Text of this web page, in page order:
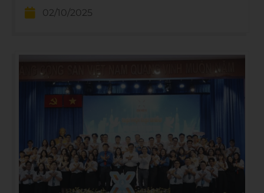
định hướng học tập và tư vấn lộ trình hiệu quả.
02/10/2025